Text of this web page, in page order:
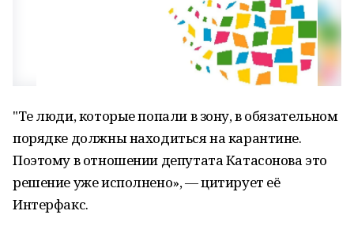
"Те люди, которые попали в зону, в обязательном
порядке должны находиться на карантине.
Поэтому в отношении депутата Катасонова это
решение уже исполнено», — цитирует её
Интерфакс.